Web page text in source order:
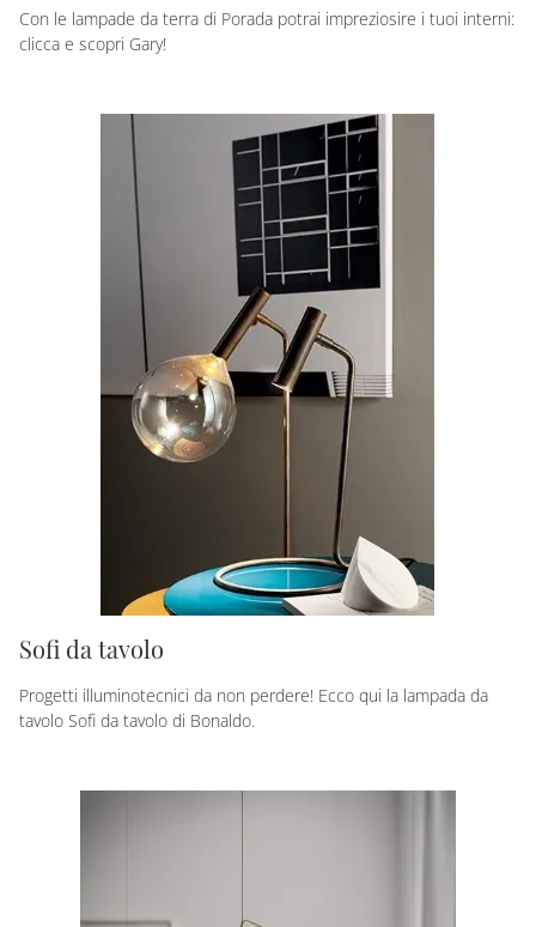
Con le lampade da terra di Porada potrai impreziosire i tuoi interni:
clicca e scopri Gary!
Sofi da tavolo
Progetti illuminotecnici da non perdere! Ecco qui la lampada da
tavolo Sofi da tavolo di Bonaldo.